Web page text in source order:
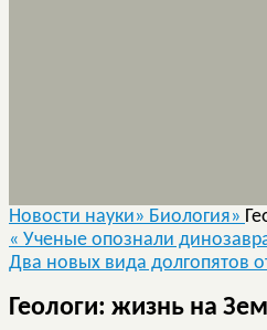
Новости науки» Биология»
« Ученые опознали
Два новых вида долгопятов
Геологи: жизнь на